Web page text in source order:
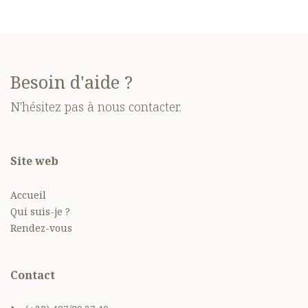
Besoin d'aide ?
N'hésitez pas à nous contacter.
Site web
Accueil
Qui suis-je ?
Rendez-vous
Contact